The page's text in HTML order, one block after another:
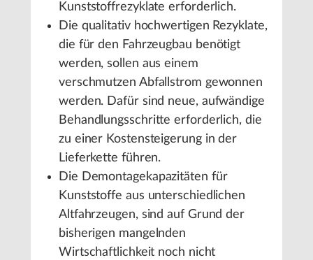
Kunststoffrezyklate erforderlich.
Die qualitativ hochwertigen Rezyklate,
die für den Fahrzeugbau benötigt
werden, sollen aus einem
verschmutzen Abfallstrom gewonnen
werden. Dafür sind neue, aufwändige
Behandlungsschritte erforderlich, die
zu einer Kostensteigerung in der
Lieferkette führen.
Die Demontagekapazitäten für
Kunststoffe aus unterschiedlichen
Altfahrzeugen, sind auf Grund der
bisherigen mangelnden
Wirtschaftlichkeit noch nicht